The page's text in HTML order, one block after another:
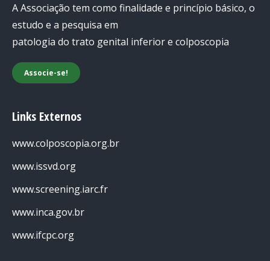
A Associação tem como finalidade e princípio básico, o
estudo e a pesquisa em
patologia do trato genital inferior e colposcopia
Associe-se!
Links Externos
www.colposcopia.org.br
www.issvd.org
www.screening.iarc.fr
www.inca.gov.br
www.ifcpc.org